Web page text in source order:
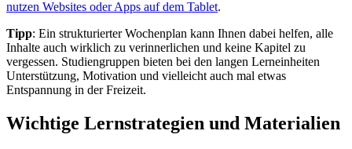
nutzen Websites oder Apps auf dem Tablet.
Tipp: Ein strukturierter Wochenplan kann Ihnen dabei helfen, alle
Inhalte auch wirklich zu verinnerlichen und keine Kapitel zu
vergessen. Studiengruppen bieten bei den langen Lerneinheiten
Unterstützung, Motivation und vielleicht auch mal etwas
Entspannung in der Freizeit.
Wichtige Lernstrategien und Materialien